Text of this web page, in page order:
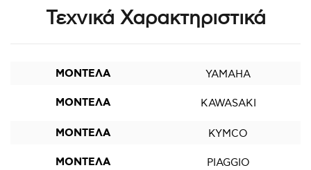
Τεχνικά Χαρακτηριστικά
ΜΟΝΤΕΛΑ YAMAHA
ΜΟΝΤΕΛΑ KAWASAKI
ΜΟΝΤΕΛΑ KYMCO
ΜΟΝΤΕΛΑ PIAGGIO